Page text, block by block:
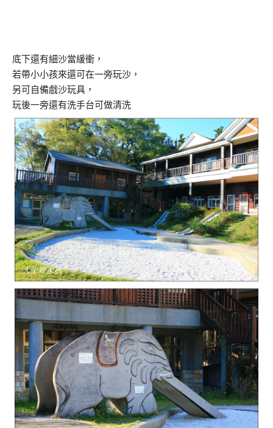
底下還有細沙當緩衝，
若帶小小孩來還可在一旁玩沙，
另可自備戲沙玩具，
玩後一旁還有洗手台可做清洗